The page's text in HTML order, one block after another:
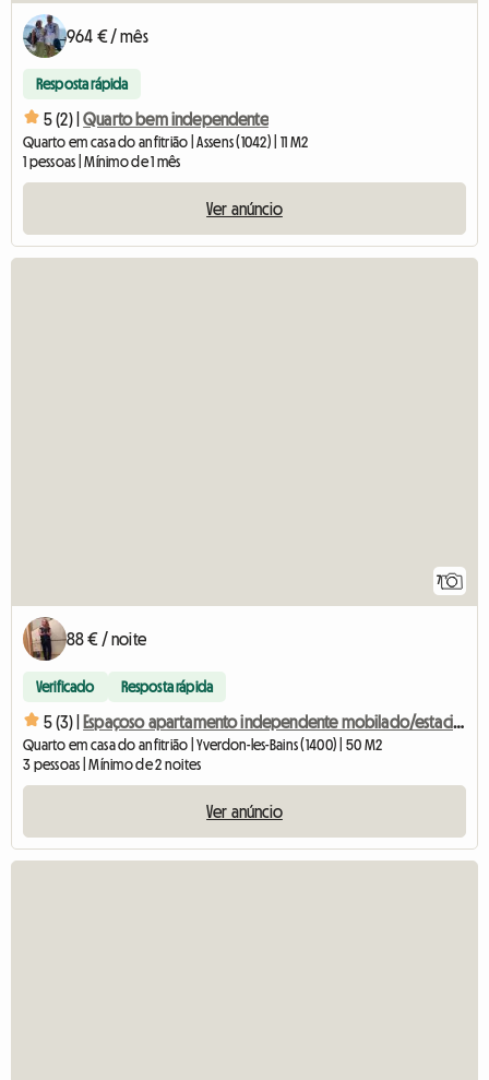
964 € / mês
Resposta rápida
5 (2) | Quarto bem independente
Quarto em casa do anfitrião | Assens (1042) | 11 M2
1 pessoas | Mínimo de 1 mês
Ver anúncio
7
88 € / noite
Verificado Resposta rápida
5 (3) | Espaçoso apartamento independente mobilado/estacionamento
Quarto em casa do anfitrião | Yverdon-les-Bains (1400) | 50 M2
3 pessoas | Mínimo de 2 noites
Ver anúncio